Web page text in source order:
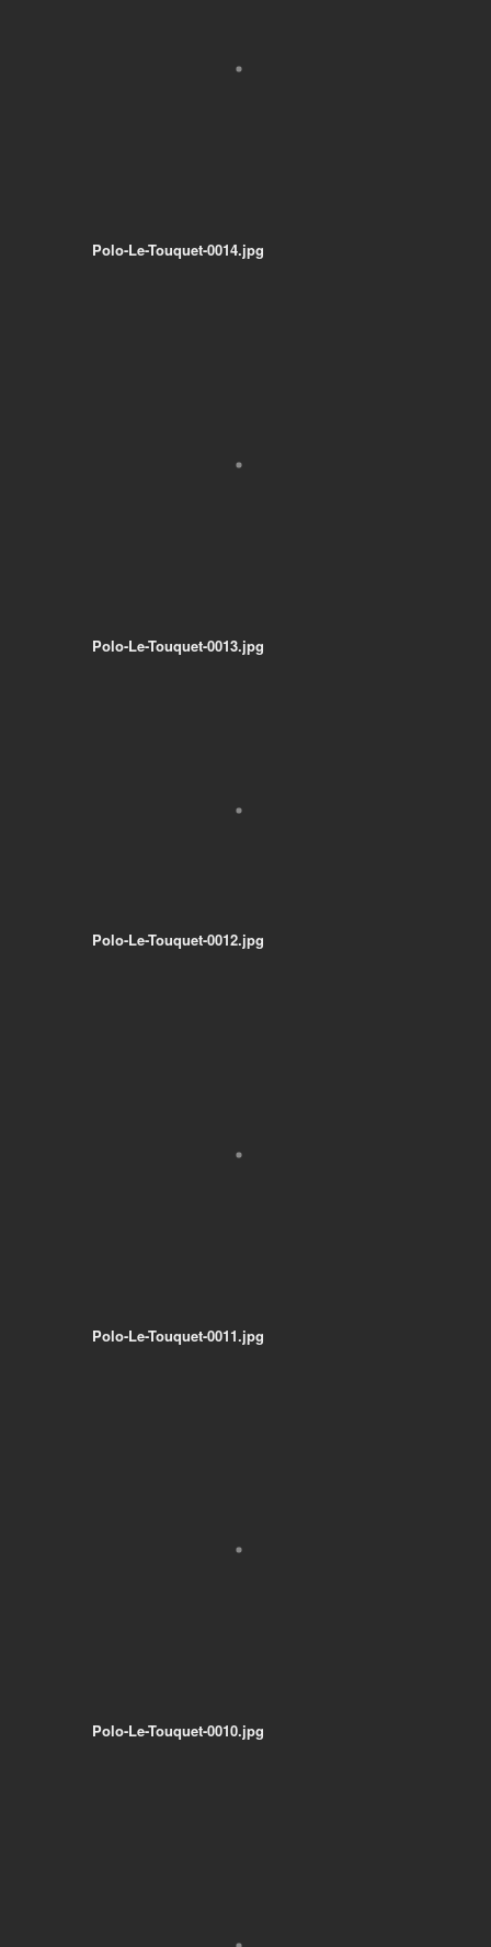
Polo-Le-Touquet-0014.jpg
Polo-Le-Touquet-0013.jpg
Polo-Le-Touquet-0012.jpg
Polo-Le-Touquet-0011.jpg
Polo-Le-Touquet-0010.jpg